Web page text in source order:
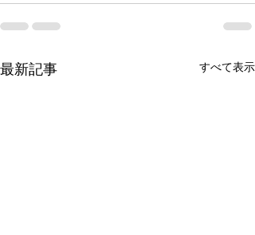
最新記事 すべて表示